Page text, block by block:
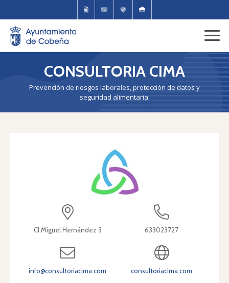
CONSULTORIA CIMA
Prevención de riesgos laborales, protección de datos y
seguridad alimentaria.
Cl Miguel Hernández 3 633023727
info@consultoriacima.com consultoriacima.com